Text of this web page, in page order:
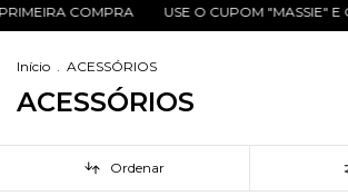
COMPRA USE O CUPOM "MASSIE" E
Início . ACESSÓRIOS
ACESSÓRIOS
Ordenar